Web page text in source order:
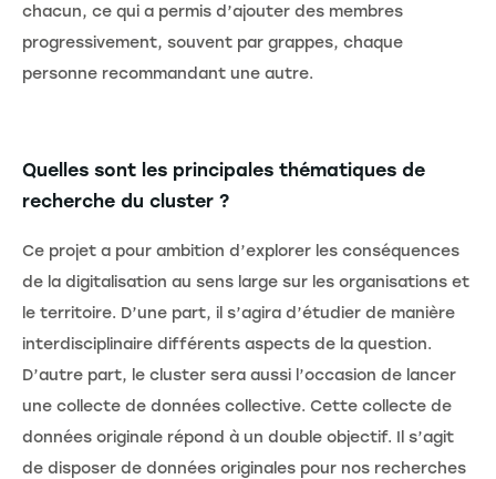
chacun, ce qui a permis d’ajouter des membres
progressivement, souvent par grappes, chaque
personne recommandant une autre.
Quelles sont les principales thématiques de
recherche du cluster ?
Ce projet a pour ambition d’explorer les conséquences
de la digitalisation au sens large sur les organisations et
le territoire. D’une part, il s’agira d’étudier de manière
interdisciplinaire différents aspects de la question.
D’autre part, le cluster sera aussi l’occasion de lancer
une collecte de données collective. Cette collecte de
données originale répond à un double objectif. Il s’agit
de disposer de données originales pour nos recherches